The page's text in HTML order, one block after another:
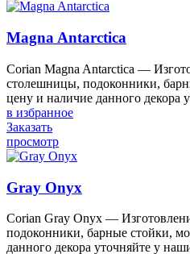
Magna Antarctica
Corian Magna Antarctica —
столешницы, подоконники,
цену и наличие данного декора
в избранное
Заказать
просмотр
Gray Onyx
Corian Gray Onyx —
подоконники, барные стойки,
данного декора уточняйте у